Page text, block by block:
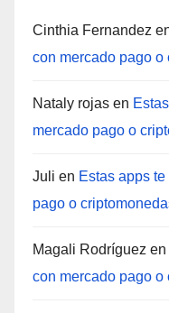
Cinthia Fernandez
con mercado pago o
Nataly rojas en
mercado pago o
Juli en Estas apps
pago o
Magali Rodríguez en
con mercado pago o